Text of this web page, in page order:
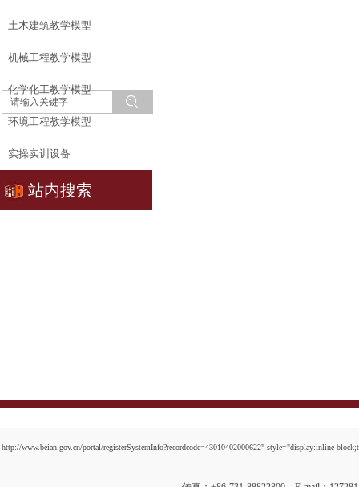
土木建筑教学模型
机械工程教学模型
化学化工教学模型
环境工程教学模型
实操实训设备
站内搜索
http://www.beian.gov.cn/portal/registerSystemInfo?recordcode=43010402000622" style="display:inline-